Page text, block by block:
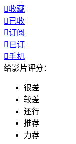
收藏
已收
订阅
已订
手机
给影片评分：
很差
较差
还行
推荐
力荐